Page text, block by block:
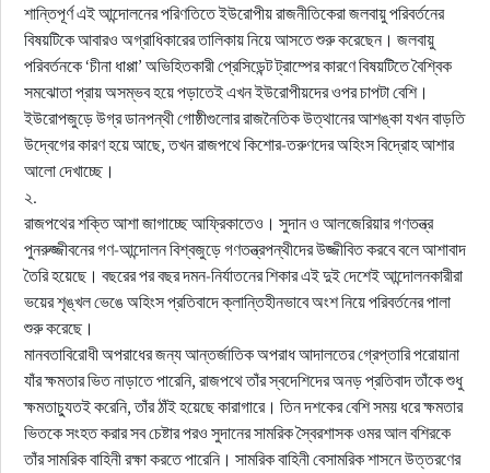
শান্তিপূর্ণ এই আন্দোলনের পরিণতিতে ইউরোপীয় রাজনীতিকেরা জলবায়ু পরিবর্তনের
বিষয়টিকে আবারও অগ্রাধিকারের তালিকায় নিয়ে আসতে শুরু করেছেন। জলবায়ু
পরিবর্তনকে ‘চীনা ধাপ্পা’ অভিহিতকারী প্রেসিডেন্ট ট্রাম্পের কারণে বিষয়টিতে বৈশ্বিক
সমঝোতা প্রায় অসম্ভব হয়ে পড়াতেই এখন ইউরোপীয়দের ওপর চাপটা বেশি।
ইউরোপজুড়ে উগ্র ডানপন্থী গোষ্ঠীগুলোর রাজনৈতিক উত্থানের আশঙ্কা যখন বাড়তি
উদ্বেগের কারণ হয়ে আছে, তখন রাজপথে কিশোর-তরুণদের অহিংস বিদ্রোহ আশার
আলো দেখাচ্ছে।
২.
রাজপথের শক্তি আশা জাগাচ্ছে আফ্রিকাতেও। সুদান ও আলজেরিয়ার গণতন্ত্র
পুনরুজ্জীবনের গণ-আন্দোলন বিশ্বজুড়ে গণতন্ত্রপন্থীদের উজ্জীবিত করবে বলে আশাবাদ
তৈরি হয়েছে। বছরের পর বছর দমন-নির্যাতনের শিকার এই দুই দেশেই আন্দোলনকারীরা
ভয়ের শৃঙ্খল ভেঙে অহিংস প্রতিবাদে ক্লান্তিহীনভাবে অংশ নিয়ে পরিবর্তনের পালা
শুরু করেছে।
মানবতাবিরোধী অপরাধের জন্য আন্তর্জাতিক অপরাধ আদালতের গ্রেপ্তারি পরোয়ানা
যাঁর ক্ষমতার ভিত নাড়াতে পারেনি, রাজপথে তাঁর স্বদেশিদের অনড় প্রতিবাদ তাঁকে শুধু
ক্ষমতাচ্যুতই করেনি, তাঁর ঠাঁই হয়েছে কারাগারে। তিন দশকের বেশি সময় ধরে ক্ষমতার
ভিতকে সংহত করার সব চেষ্টার পরও সুদানের সামরিক স্বৈরশাসক ওমর আল বশিরকে
তাঁর সামরিক বাহিনী রক্ষা করতে পারেনি। সামরিক বাহিনী বেসামরিক শাসনে উত্তরণের